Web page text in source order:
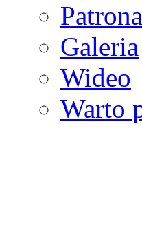
Galeria
Wideo
Warto